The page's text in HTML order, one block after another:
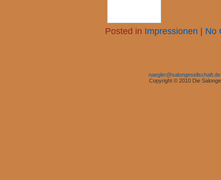
Posted in Impressionen | No
naegler@salongesellschaft.de
Copyright © 2010 Die